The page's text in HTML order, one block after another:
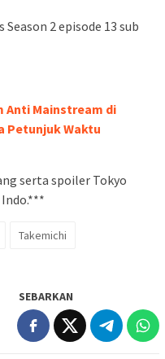
2 episode 13 sub
Anti Mainstream di
Petunjuk Waktu
serta spoiler Tokyo
Indo.***
Takemichi
SEBARKAN